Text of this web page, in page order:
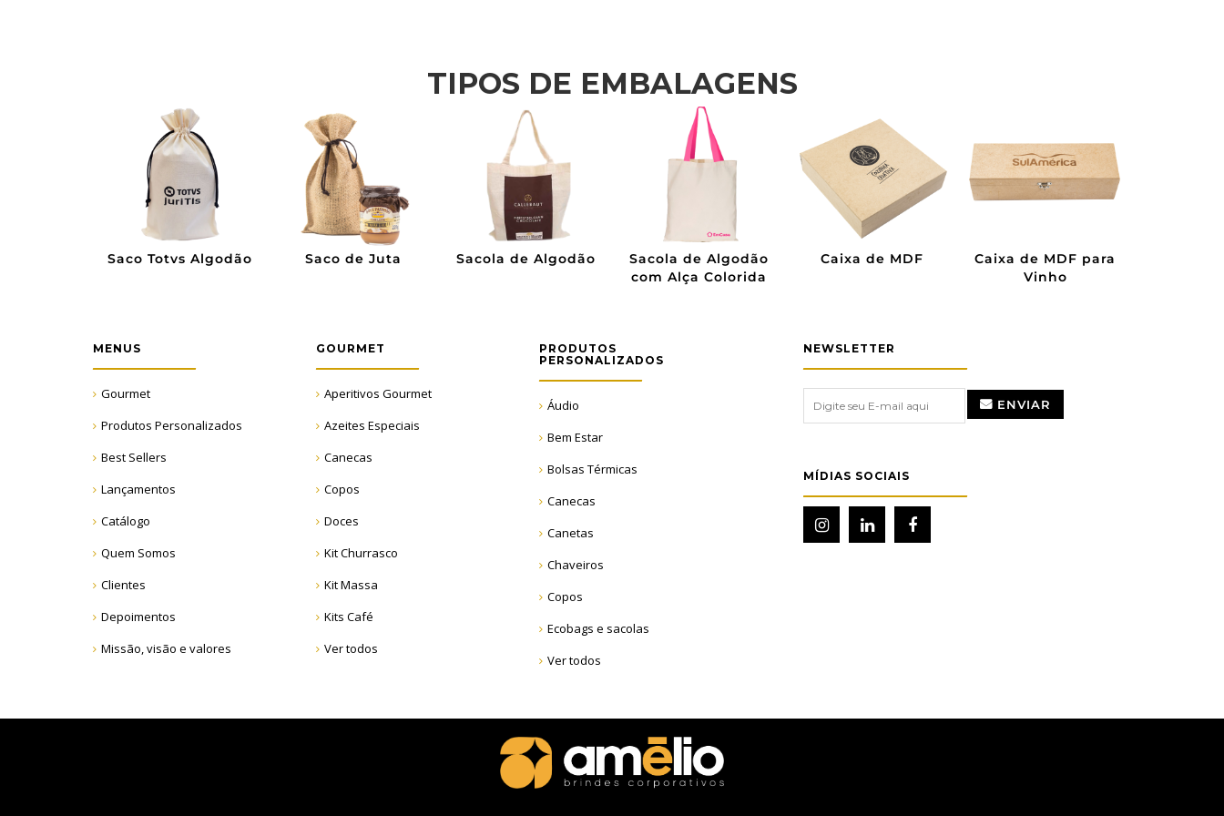
TIPOS DE EMBALAGENS
Caixa de MDF
Caixa de MDF para
Caixa de Pinus para
Caixa de Pinus Caixa de Pinus
Caixa de Madeira
Preta
MENUS
Gourmet
Produtos Personalizados
Best Sellers
Lançamentos
Catálogo
Quem Somos
Clientes
Depoimentos
Missão, visão e valores
GOURMET
Aperitivos Gourmet
Azeites Especiais
Canecas
Copos
Doces
Kit Churrasco
Kit Massa
Kits Café
Ver todos
PRODUTOS
PERSONALIZADOS
Áudio
Bem Estar
Bolsas Térmicas
Canecas
Canetas
Chaveiros
Copos
Ecobags e sacolas
Ver todos
NEWSLETTER
ENVIAR
MÍDIAS SOCIAIS